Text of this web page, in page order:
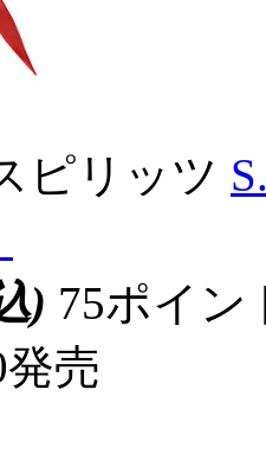
ピリッツ
) 75ポイ
発売